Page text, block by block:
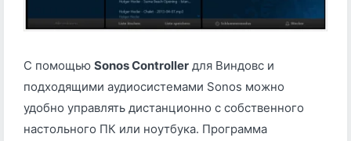
С помощью Sonos Controller для Виндовс и
подходящими аудиосистемами Sonos можно
удобно управлять дистанционно с собственного
настольного ПК или ноутбука. Программа